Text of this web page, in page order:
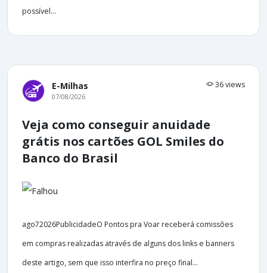
possível...
E-Milhas 36 views
07/08/2026
Veja como conseguir anuidade
grátis nos cartões GOL Smiles do
Banco do Brasil
ago72026PublicidadeO Pontos pra Voar receberá comissões
em compras realizadas através de alguns dos links e banners
deste artigo, sem que isso interfira no preço final...